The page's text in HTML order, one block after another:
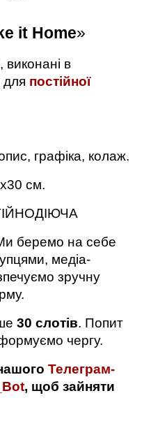
it Home»
виконані в
для постійної
графіка, колаж.
см.
беремо на себе
медіа-
зручну
30 слотів. Попит
чергу.
Телеграм-
, щоб зайняти